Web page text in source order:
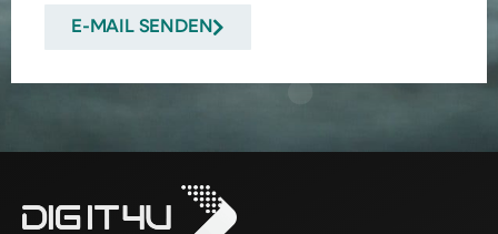
E-MAIL SENDEN